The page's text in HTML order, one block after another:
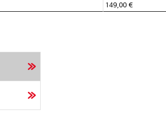
149,00 €